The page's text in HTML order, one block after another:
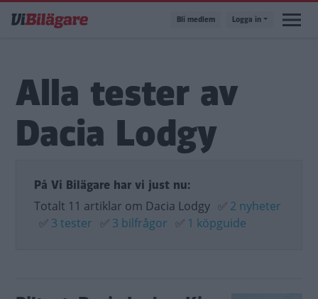
till
Bli medlem Logga in
Alla tester av
Dacia Lodgy
På Vi Bilägare har vi just nu:
Totalt 11 artiklar om Dacia Lodgy ✅ 2 nyheter
✅ 3 tester ✅ 3 bilfrågor ✅ 1 köpguide